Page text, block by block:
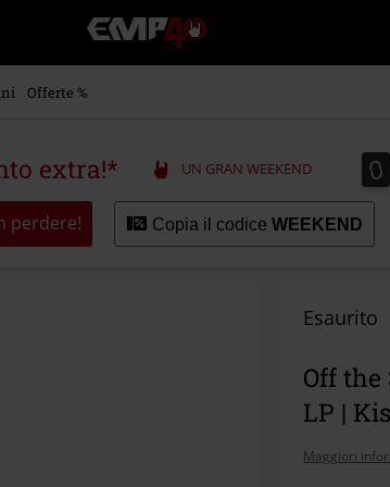
EMP
-
Musica,
Videogame
-
Abbigliamento
Offerte %
extra!* UN GRAN WEEKEND 0
0
perdere! Copia il codice WEEKEND
Esaurito
Off the
LP |
Maggiori